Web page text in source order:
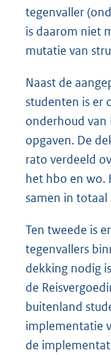
tegenvaller
is daarom niet
mutatie van
Naast de
studenten is er
onderhoud van
opgaven. De
rato verdeeld
het hbo en wo.
samen in totaal
Ten tweede is
tegenvallers
dekking nodig
de
buitenland
implementatie
de